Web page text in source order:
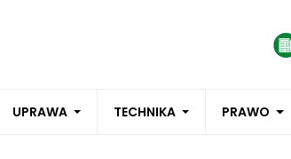
UPRAWA TECHNIKA PRAWO